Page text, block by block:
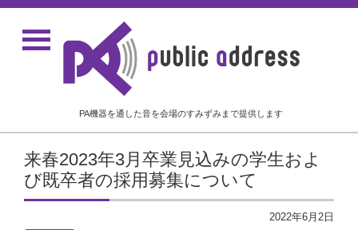
PA機器を通した音を会場のすみずみまで提供します
来春2023年3月卒業見込みの学生およ
び既卒者の採用募集について
2022年6月2日